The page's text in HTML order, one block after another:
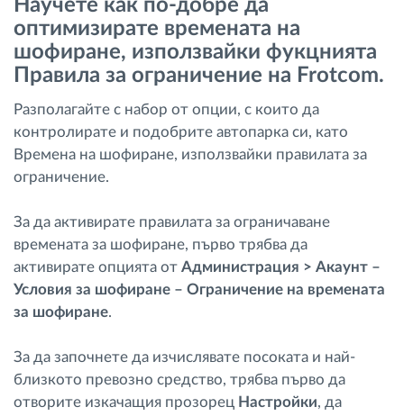
Управление на горивото
Планиране на маршрути и мониторинг
Автоматична идентификация на шофьора
Как отговаряме на нуждите на всяка
флота
Научете как по-добре да
оптимизирате времената на
шофиране, използвайки фукцнията
Правила за ограничение на Frotcom.
Разполагайте с набор от опции, с които да
контролирате и подобрите автопарка си, като
Времена на шофиране, използвайки правилата за
ограничение.
За да активирате правилата за ограничаване
времената за шофиране, първо трябва да
активирате опцията от Администрация > Акаунт –
Условия за шофиране – Ограничение на времената
за шофиране.
За да започнете да изчислявате посоката и най-
близкото превозно средство, трябва първо да
отворите изкачащия прозорец Настройки, да